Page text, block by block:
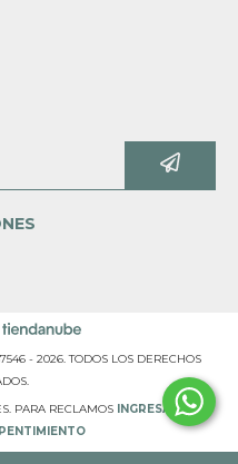
- 2026. TODOS LOS DERECHOS
PARA RECLAMOS INGRESÁ ACÁ.